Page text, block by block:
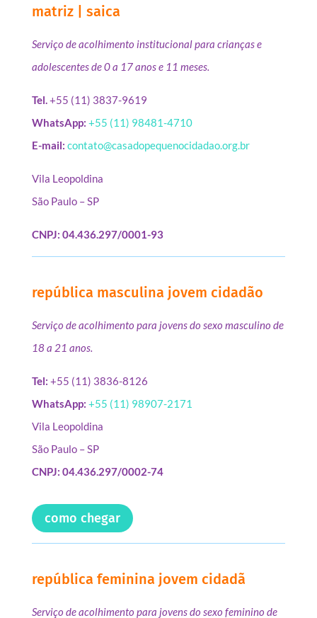
matriz | saica
Serviço de acolhimento institucional para crianças e
adolescentes de 0 a 17 anos e 11 meses.
Tel. +55 (11) 3837-9619
WhatsApp: +55 (11) 98481-4710
E-mail: contato@casadopequenocidadao.org.br
Vila Leopoldina
São Paulo – SP
CNPJ: 04.436.297/0001-93
república masculina jovem cidadão
Serviço de acolhimento para jovens do sexo masculino de
18 a 21 anos.
Tel: +55 (11) 3836-8126
WhatsApp: +55 (11) 98907-2171
Vila Leopoldina
São Paulo – SP
CNPJ: 04.436.297/0002-74
como chegar
república feminina jovem cidadã
Serviço de acolhimento para jovens do sexo feminino de